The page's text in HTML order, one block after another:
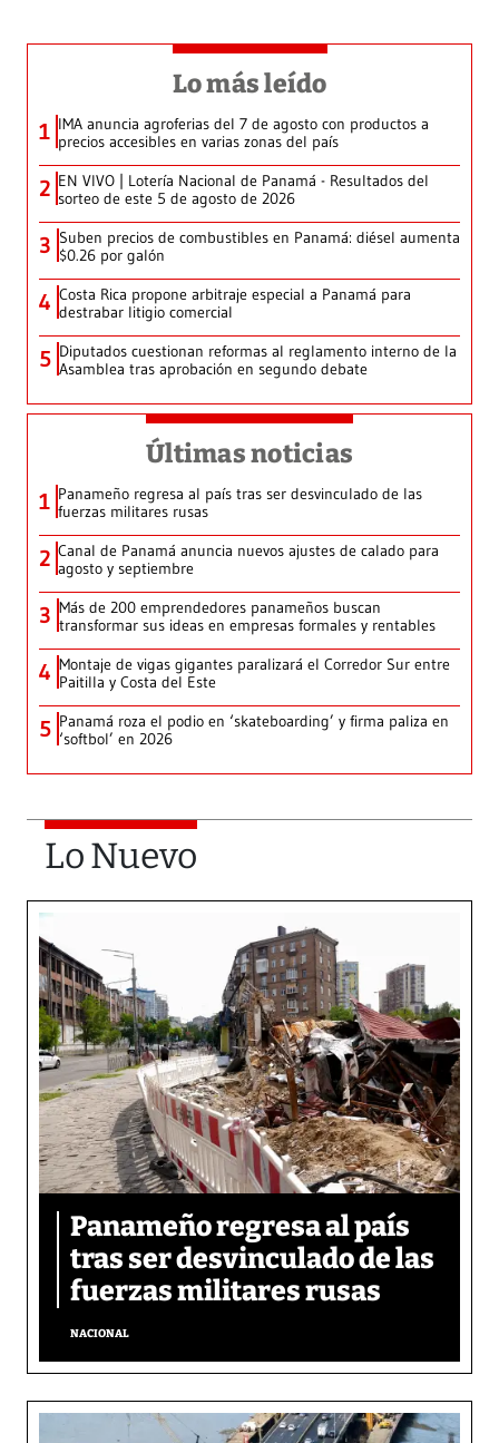
Lo más leído
1 IMA anuncia agroferias del 7 de agosto con productos a
precios accesibles en varias zonas del país
2 EN VIVO | Lotería Nacional de Panamá - Resultados del
sorteo de este 5 de agosto de 2026
3 Suben precios de combustibles en Panamá: diésel aumenta
$0.26 por galón
4 Costa Rica propone arbitraje especial a Panamá para
destrabar litigio comercial
5 Diputados cuestionan reformas al reglamento interno de la
Asamblea tras aprobación en segundo debate
Últimas noticias
1 Panameño regresa al país tras ser desvinculado de las
fuerzas militares rusas
2 Canal de Panamá anuncia nuevos ajustes de calado para
agosto y septiembre
3 Más de 200 emprendedores panameños buscan
transformar sus ideas en empresas formales y rentables
4 Montaje de vigas gigantes paralizará el Corredor Sur entre
Paitilla y Costa del Este
5 Panamá roza el podio en ‘skateboarding’ y firma paliza en
‘softbol’ en 2026
Lo Nuevo
Panameño regresa al país
tras ser desvinculado de las
fuerzas militares rusas
NACIONAL